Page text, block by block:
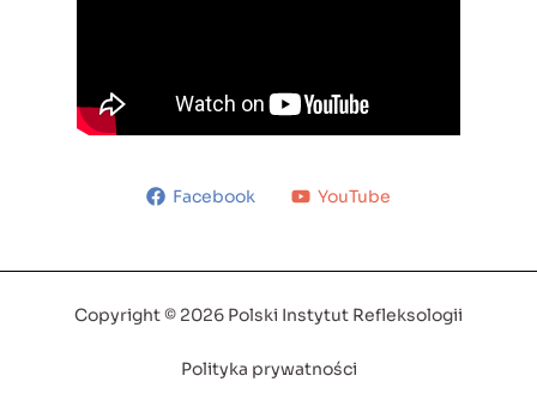
Facebook YouTube
Copyright © 2026 Polski Instytut Refleksologii
Polityka prywatności